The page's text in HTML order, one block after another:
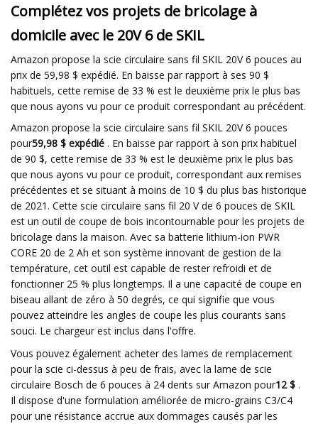
Complétez vos projets de bricolage à
domicile avec le 20V 6 de SKIL
Amazon propose la scie circulaire sans fil SKIL 20V 6 pouces au
prix de 59,98 $ expédié. En baisse par rapport à ses 90 $
habituels, cette remise de 33 % est le deuxième prix le plus bas
que nous ayons vu pour ce produit correspondant au précédent.
Amazon propose la scie circulaire sans fil SKIL 20V 6 pouces
pour59,98 $ expédié . En baisse par rapport à son prix habituel
de 90 $, cette remise de 33 % est le deuxième prix le plus bas
que nous ayons vu pour ce produit, correspondant aux remises
précédentes et se situant à moins de 10 $ du plus bas historique
de 2021. Cette scie circulaire sans fil 20 V de 6 pouces de SKIL
est un outil de coupe de bois incontournable pour les projets de
bricolage dans la maison. Avec sa batterie lithium-ion PWR
CORE 20 de 2 Ah et son système innovant de gestion de la
température, cet outil est capable de rester refroidi et de
fonctionner 25 % plus longtemps. Il a une capacité de coupe en
biseau allant de zéro à 50 degrés, ce qui signifie que vous
pouvez atteindre les angles de coupe les plus courants sans
souci. Le chargeur est inclus dans l'offre.
Vous pouvez également acheter des lames de remplacement
pour la scie ci-dessus à peu de frais, avec la lame de scie
circulaire Bosch de 6 pouces à 24 dents sur Amazon pour12 $ .
Il dispose d'une formulation améliorée de micro-grains C3/C4
pour une résistance accrue aux dommages causés par les